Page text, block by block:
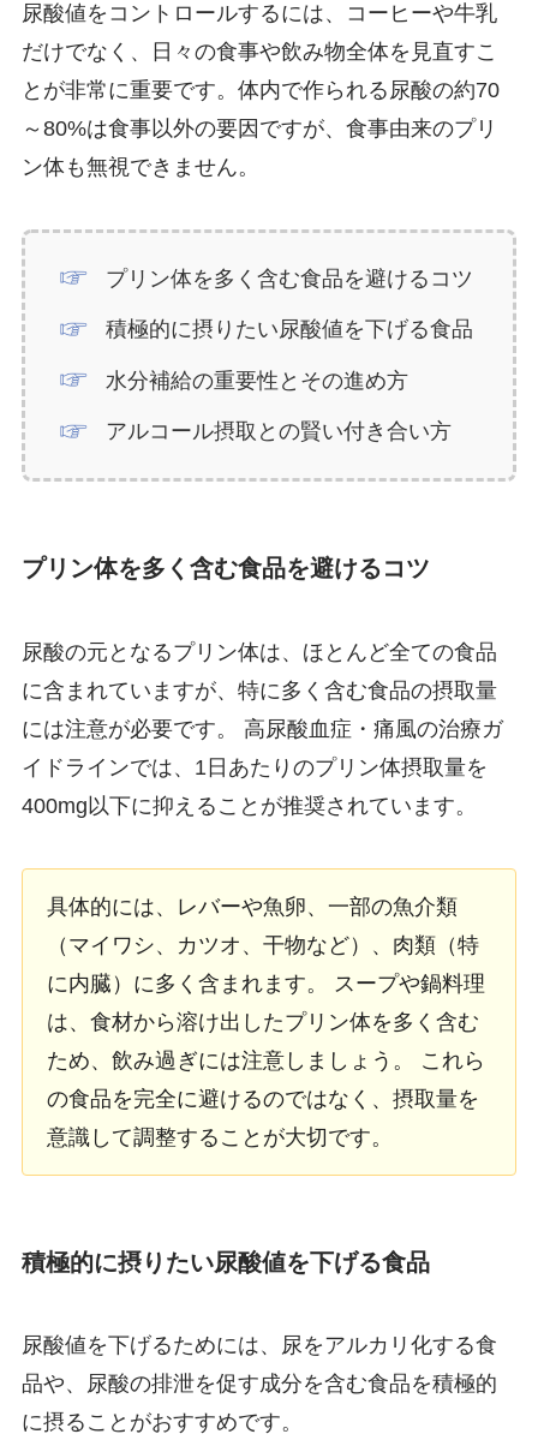
尿酸値をコントロールするには、コーヒーや牛乳
だけでなく、日々の食事や飲み物全体を見直すこ
とが非常に重要です。体内で作られる尿酸の約70
～80%は食事以外の要因ですが、食事由来のプリ
ン体も無視できません。
プリン体を多く含む食品を避けるコツ
積極的に摂りたい尿酸値を下げる食品
水分補給の重要性とその進め方
アルコール摂取との賢い付き合い方
プリン体を多く含む食品を避けるコツ
尿酸の元となるプリン体は、ほとんど全ての食品
に含まれていますが、特に多く含む食品の摂取量
には注意が必要です。 高尿酸血症・痛風の治療ガ
イドラインでは、1日あたりのプリン体摂取量を
400mg以下に抑えることが推奨されています。
具体的には、レバーや魚卵、一部の魚介類
（マイワシ、カツオ、干物など）、肉類（特
に内臓）に多く含まれます。 スープや鍋料理
は、食材から溶け出したプリン体を多く含む
ため、飲み過ぎには注意しましょう。 これら
の食品を完全に避けるのではなく、摂取量を
意識して調整することが大切です。
積極的に摂りたい尿酸値を下げる食品
尿酸値を下げるためには、尿をアルカリ化する食
品や、尿酸の排泄を促す成分を含む食品を積極的
に摂ることがおすすめです。